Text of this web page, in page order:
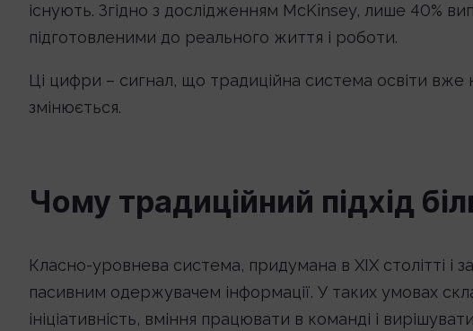
існують. Згідно з дослідженням McKinsey, лише 40%
підготовленими до реального життя і роботи.
Ці цифри – сигнал, що традиційна система освіти вже
змінюється.
Чому традиційний підхід
Класно-уровнева система, придумана в XIX столітті і
пасивним одержувачем інформації. У таких умовах
ініціативність, вміння працювати в команді і